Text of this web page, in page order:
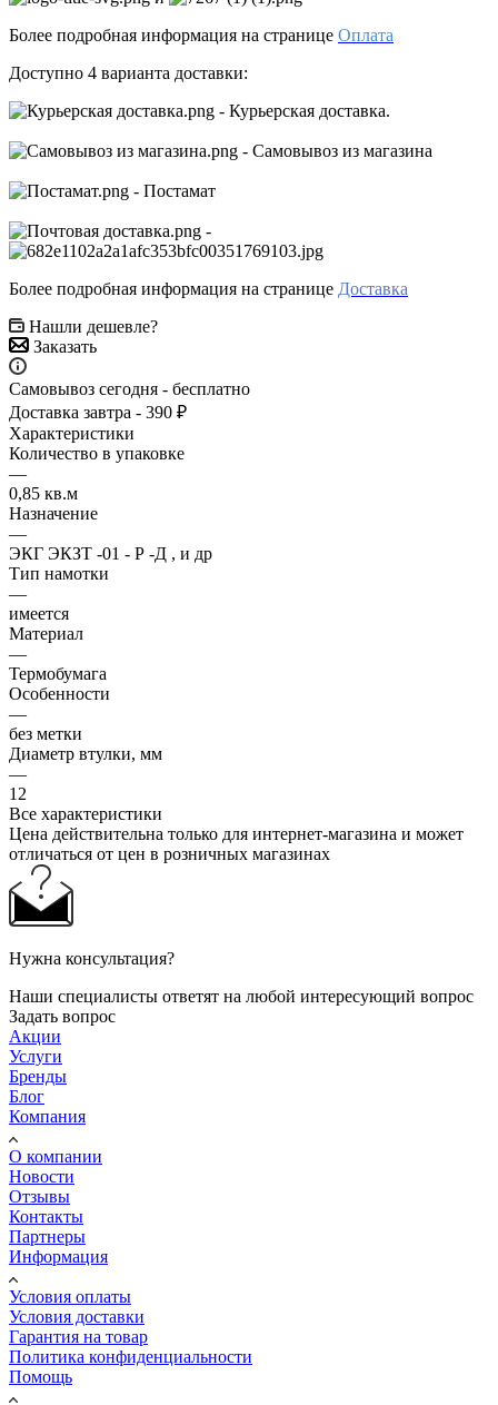
Более подробная информация на странице Оплата
Доступно 4 варианта доставки:
- Курьерская доставка.
- Самовывоз из магазина
- Постамат
-
Более подробная информация на странице Доставка
Нашли дешевле?
Заказать
Самовывоз сегодня - бесплатно
Доставка завтра - 390 ₽
Характеристики
Количество в упаковке
—
0,85 кв.м
Назначение
—
ЭКГ ЭКЗТ -01 - Р -Д , и др
Тип намотки
—
имеется
Материал
—
Термобумага
Особенности
—
без метки
Диаметр втулки, мм
—
12
Все характеристики
Цена действительна только для интернет-магазина и может
отличаться от цен в розничных магазинах
Нужна консультация?
Наши специалисты ответят на любой интересующий вопрос
Задать вопрос
Акции
Услуги
Бренды
Блог
Компания
О компании
Новости
Отзывы
Контакты
Партнеры
Информация
Условия оплаты
Условия доставки
Гарантия на товар
Политика конфиденциальности
Помощь